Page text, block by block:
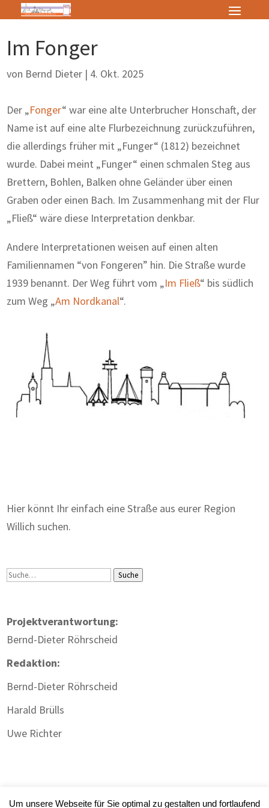
Im Fonger
von Bernd Dieter | 4. Okt. 2025
Der „Fonger“ war eine alte Unterbrucher Honschaft, der
Name ist auf eine alte Flurbezeichnung zurückzu­führen,
die allerdings früher mit „Funger“ (1812) bezeichnet
wurde. Dabei meint „Funger“ einen schmalen Steg aus
Brettern, Bohlen, Balken ohne Geländer über einen
Graben oder einen Bach. Im Zusammenhang mit der Flur
„Fließ“ wä­re diese Interpretation denkbar.
Andere Interpretationen weisen auf einen alten
Familiennamen “von Fongeren” hin. Die Straße wurde
1939 benannt. Der Weg führt vom „Im Fließ“ bis südlich
zum Weg „Am Nordkanal“.
Hier könnt Ihr einfach eine Straße aus eurer Region
Willich suchen.
Suche Suche
Projektverantwortung:
Bernd-Dieter Röhrscheid
Redaktion:
Bernd-Dieter Röhrscheid
Harald Brülls
Uwe Richter
Um unsere Webseite für Sie optimal zu gestalten und fortlaufend